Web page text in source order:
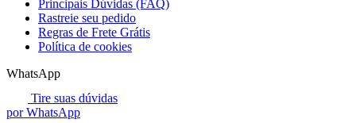
Principais Dúvidas (FAQ)
Rastreie seu pedido
Regras de Frete Grátis
Política de cookies
WhatsApp
Tire suas dúvidas
por WhatsApp